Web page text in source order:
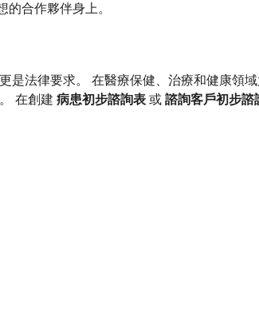
合作夥伴身上。
是法律要求。 在醫療保健、治療和健康領
在創建 病患初步諮詢表 或 諮詢客戶初步諮